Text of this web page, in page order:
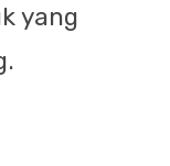
yang